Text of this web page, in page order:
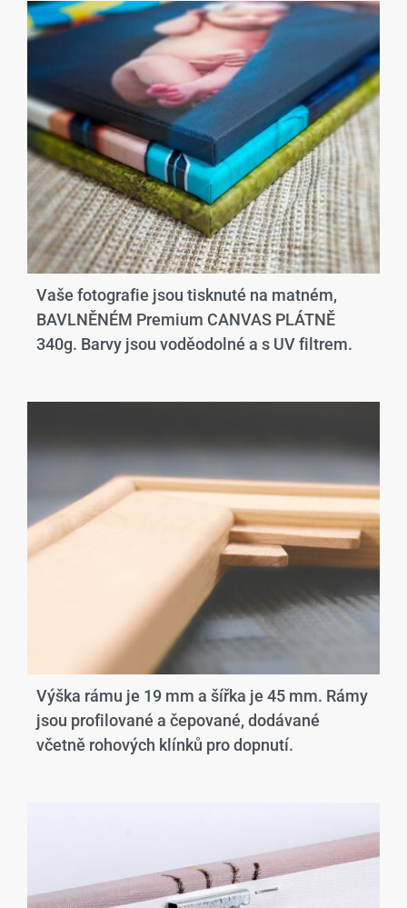
Vaše fotografie jsou tisknuté na matném,
BAVLNĚNÉM Premium CANVAS PLÁTNĚ
340g. Barvy jsou voděodolné a s UV filtrem.
Výška rámu je 19 mm a šířka je 45 mm. Rámy
jsou profilované a čepované, dodávané
včetně rohových klínků pro dopnutí.